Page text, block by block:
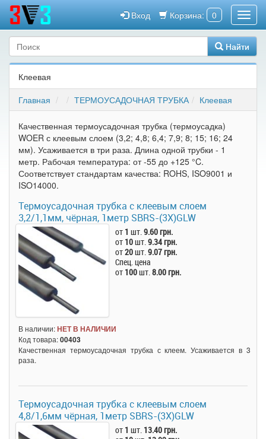
Корзина: 0
Вход
Найти
Клеевая
Главная
ТЕРМОУСАДОЧНАЯ ТРУБКА Клеевая
Качественная термоусадочная трубка (термоусадка)
WOER с клеевым слоем (3,2; 4,8; 6,4; 7,9; 8; 15; 16; 24
мм). Усаживается в три раза. Длина одной трубки - 1
метр. Рабочая температура: от -55 до +125 °C.
Соответствует стандартам качества: ROHS, ISO9001 и
ISO14000.
Термоусадочная трубка c клеевым слоем
3,2/1,1мм, чёрная, 1метр SBRS-(3X)GLW
от 1 шт.9.60 грн.
от 10шт.9.34 грн.
от20шт.9.07 грн.
Спец. цена
от 100шт.8.00 грн.
В наличии:НЕТ В НАЛИЧИИ
Код товара:00403
Качественная термоусадочная трубка с клеем. Усаживается в 3
раза.
Термоусадочная трубка c клеевым слоем
4,8/1,6мм чёрная, 1метр SBRS-(3X)GLW
от 1 шт. 13.40 грн.